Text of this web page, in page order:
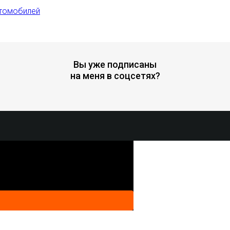
Вы уже подписаны
на меня в соцсетях?